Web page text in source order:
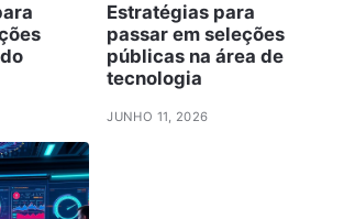
Estratégias para
passar em seleções
públicas na área de
tecnologia
JUNHO 11, 2026